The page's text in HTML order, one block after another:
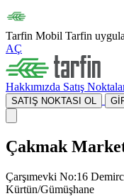
Tarfin Mobil Tarfin
AÇ
Hakkımızda Satış
SATIŞ NOKTASI OL
Çakmak
Çarşımevki No:16
Kürtün/Gümüşhane